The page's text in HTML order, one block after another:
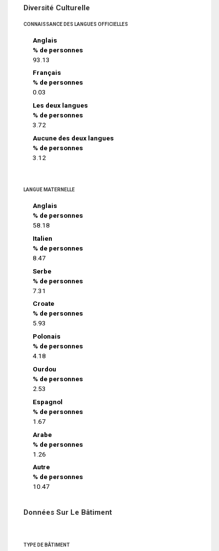
Diversité Culturelle
CONNAISSANCE DES LANGUES OFFICIELLES
Anglais
% de personnes
93.13
Français
% de personnes
0.03
Les deux langues
% de personnes
3.72
Aucune des deux langues
% de personnes
3.12
LANGUE MATERNELLE
Anglais
% de personnes
58.18
Italien
% de personnes
8.47
Serbe
% de personnes
7.31
Croate
% de personnes
5.93
Polonais
% de personnes
4.18
Ourdou
% de personnes
2.53
Espagnol
% de personnes
1.67
Arabe
% de personnes
1.26
Autre
% de personnes
10.47
Données Sur Le Bâtiment
TYPE DE BÂTIMENT